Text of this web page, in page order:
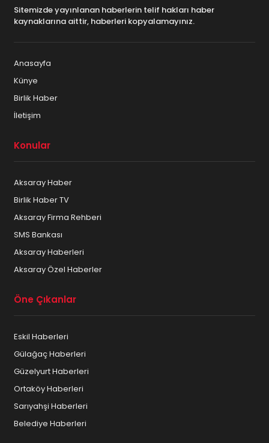
Sitemizde yayınlanan haberlerin telif hakları haber
kaynaklarına aittir, haberleri kopyalamayınız.
Anasayfa
Künye
Birlik Haber
İletişim
Konular
Aksaray Haber
Birlik Haber TV
Aksaray Firma Rehberi
SMS Bankası
Aksaray Haberleri
Aksaray Özel Haberler
Öne Çıkanlar
Eskil Haberleri
Gülağaç Haberleri
Güzelyurt Haberleri
Ortaköy Haberleri
Sarıyahşi Haberleri
Belediye Haberleri